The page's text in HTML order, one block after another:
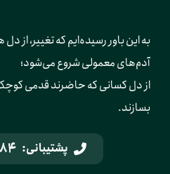
به این باور رسیده‌ایم
آدم‌های معمولی شروع می‌شود؛
از دل کسانی که حاضرند قدمی کوچک
بسازند.
پشتیبانی: